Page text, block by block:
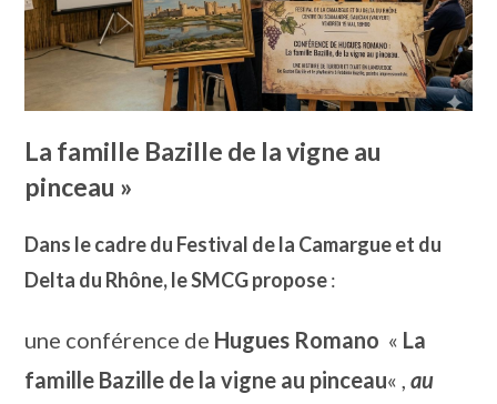
La famille Bazille de la vigne au
pinceau »
Dans le cadre du Festival de la Camargue et du
Delta du Rhône, le SMCG propose:
une conférence de Hugues Romano « La
famille Bazille de la vigne au pinceau« ,au